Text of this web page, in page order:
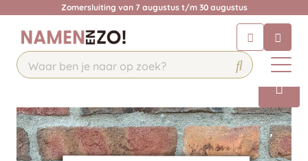
Zomersluiting van 7 augustus t/m 30 augustus
Chat 24/7 met onze chatbot voor
hulp
Contact